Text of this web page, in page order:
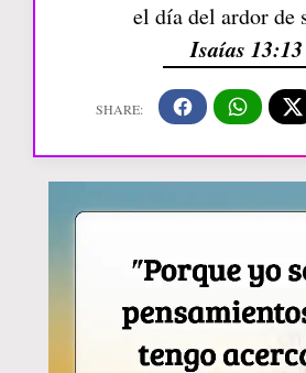
el día del ardor de
Isaías 13:13